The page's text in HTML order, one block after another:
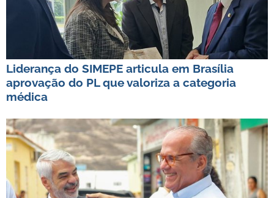
Liderança do SIMEPE articula em Brasília
aprovação do PL que valoriza a categoria
médica